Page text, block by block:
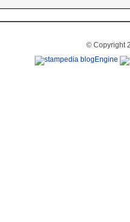
© Copyright